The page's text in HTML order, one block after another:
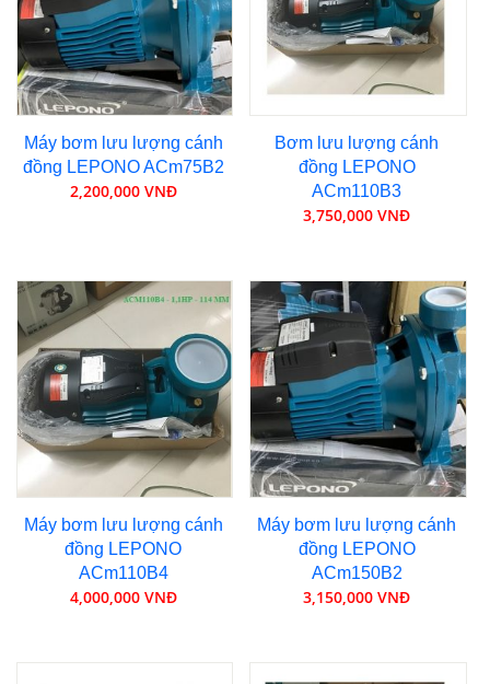
Máy bơm lưu lượng cánh
đồng LEPONO ACm75B2
2,200,000 VNĐ
Bơm lưu lượng cánh
đồng LEPONO
ACm110B3
3,750,000 VNĐ
Máy bơm lưu lượng cánh
đồng LEPONO
ACm110B4
4,000,000 VNĐ
Máy bơm lưu lượng cánh
đồng LEPONO
ACm150B2
3,150,000 VNĐ